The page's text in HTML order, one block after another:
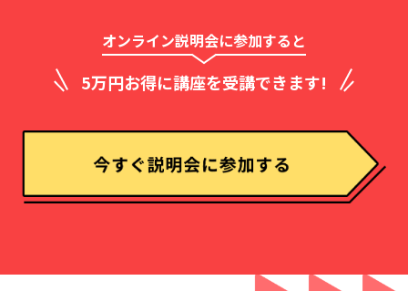
オンライン説明会に参加すると
5万円お得に講座を受講できます!